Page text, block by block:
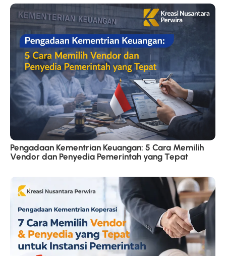
Pengadaan Kementrian Keuangan: 5 Cara Memilih
Vendor dan Penyedia Pemerintah yang Tepat